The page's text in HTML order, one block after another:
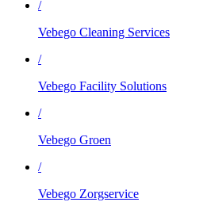
/
Vebego Cleaning Services
/
Vebego Facility Solutions
/
Vebego Groen
/
Vebego Zorgservice